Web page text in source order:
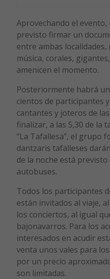
Aprovechando el evento,
previsto firmar un
entre ambas
música, corales,
amenicen el momento.
Posteriormente habrá
cientos de participantes
cantantes y joteros de
finalizar, a las 5,30 de la
“La Tafallesa”, el grupo
dantzaris tafalleses
de la noche está
autobuses.
Todos los participantes
están invitados al viaje,
los conciertos, al igual
bajonavarros. Para los
interesados en acudir
venta unos vales para
por un precio
son limitadas.